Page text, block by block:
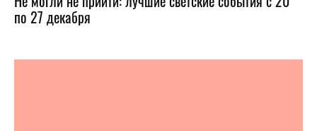
по 27 декабря